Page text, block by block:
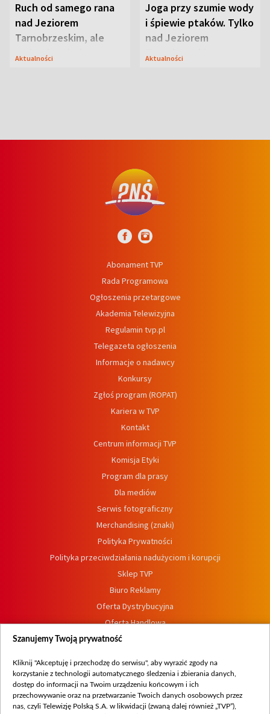
Ruch od samego rana
nad Jeziorem
Tarnobrzeskim, ale
ważna jest jedna
Aktualności
Joga przy szumie wody
i śpiewie ptaków. Tylko
nad Jeziorem
Tarnobrzeskim
Aktualności
Abonament TVP
Rada Programowa
Ogłoszenia przetargowe
Akademia Telewizyjna
Regulamin tvp.pl
Telegazeta ogłoszenia
Informacje o nadawcy
Konkursy
Zgłoś program (ROPAT)
Kariera w TVP
Kontakt
Centrum informacji TVP
Komisja Etyki
Program dla prasy
Dla mediów
Serwis fotograficzny
Merchandising (znaki)
Polityka Prywatności
Polityka przeciwdziałania nadużyciom i korupcji
Sklep TVP
Biuro Reklamy
Oferta Dystrybucyjna
Oferta Handlowa
Dostępność
Procedura zgłoszeń wewnętrznych
Szanujemy Twoją prywatność
Kliknij "Akceptuję i przechodzę do serwisu", aby wyrazić zgody na
korzystanie z technologii automatycznego śledzenia i zbierania danych,
dostęp do informacji na Twoim urządzeniu końcowym i ich
przechowywanie oraz na przetwarzanie Twoich danych osobowych przez
nas, czyli Telewizję Polską S.A. w likwidacji (zwaną dalej również „TVP”),